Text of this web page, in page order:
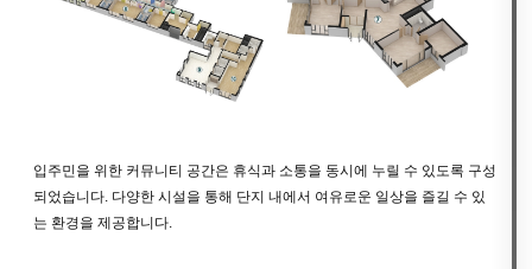
입주민을 위한 커뮤니티 공간은 휴식과 소통을 동시에 누릴 수 있도록 구성
되었습니다. 다양한 시설을 통해 단지 내에서 여유로운 일상을 즐길 수 있
는 환경을 제공합니다.